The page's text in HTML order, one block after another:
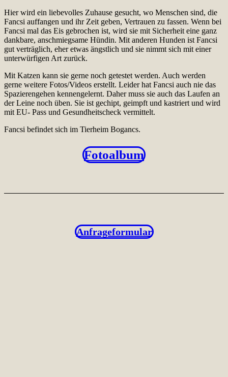
Hier wird ein liebevolles Zuhause gesucht, wo Menschen sind, die
Fancsi auffangen und ihr Zeit geben, Vertrauen zu fassen. Wenn bei
Fancsi mal das Eis gebrochen ist, wird sie mit Sicherheit eine ganz
dankbare, anschmiegsame Hündin. Mit anderen Hunden ist Fancsi
gut verträglich, eher etwas ängstlich und sie nimmt sich mit einer
unterwürfigen Art zurück.
Mit Katzen kann sie gerne noch getestet werden. Auch werden
gerne weitere Fotos/Videos erstellt. Leider hat Fancsi auch nie das
Spazierengehen kennengelernt. Daher muss sie auch das Laufen an
der Leine noch üben. Sie ist gechipt, geimpft und kastriert und wird
mit EU- Pass und Gesundheitscheck vermittelt.
Fancsi befindet sich im Tierheim Bogancs.
Fotoalbum
Anfrageformular